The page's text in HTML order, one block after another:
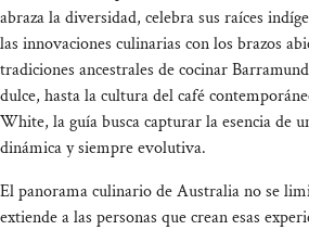
abraza la diversidad, celebra sus raíces
las innovaciones culinarias con los brazos
tradiciones ancestrales de cocinar
dulce, hasta la cultura del café
White, la guía busca capturar la esencia de
dinámica y siempre evolutiva.
El panorama culinario de Australia no se
extiende a las personas que crean esas